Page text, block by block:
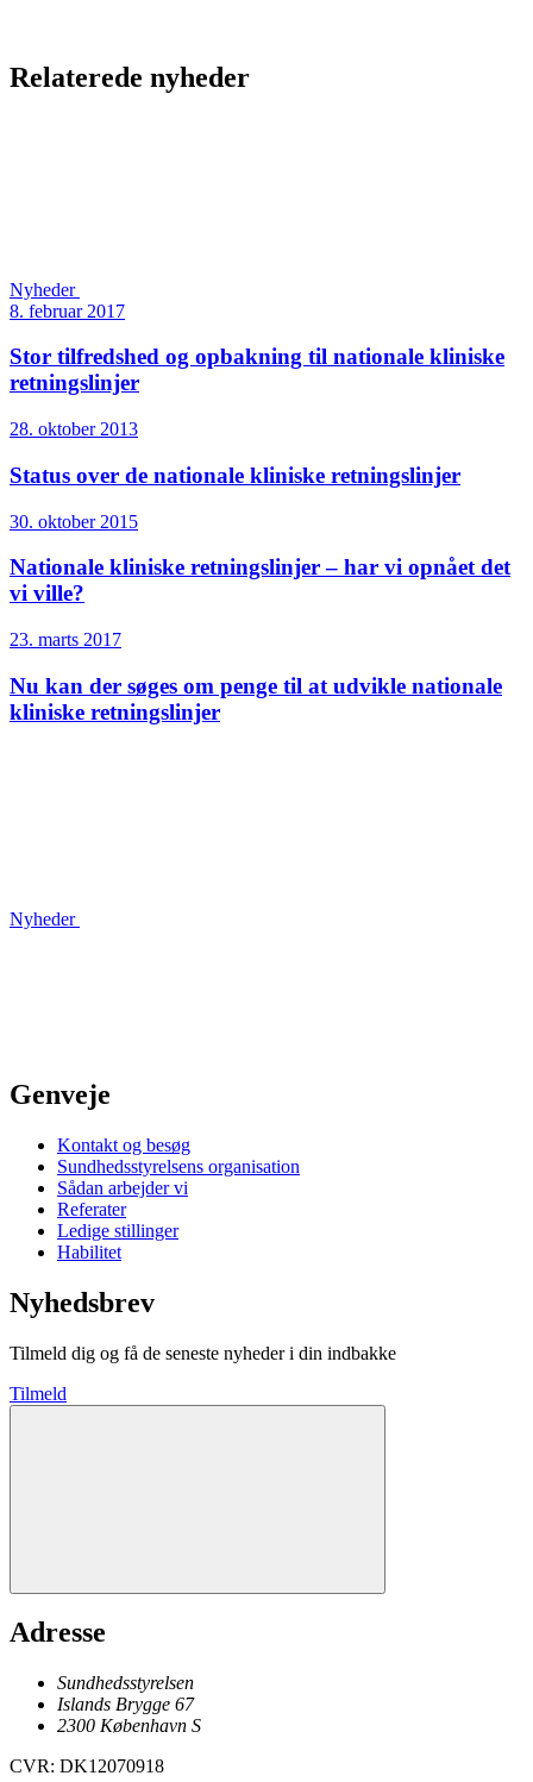
Relaterede nyheder
Nyheder
8. februar 2017
Stor tilfredshed og opbakning til nationale kliniske
retningslinjer
28. oktober 2013
Status over de nationale kliniske retningslinjer
30. oktober 2015
Nationale kliniske retningslinjer – har vi opnået det
vi ville?
23. marts 2017
Nu kan der søges om penge til at udvikle nationale
kliniske retningslinjer
Nyheder
Genveje
Kontakt og besøg
Sundhedsstyrelsens organisation
Sådan arbejder vi
Referater
Ledige stillinger
Habilitet
Nyhedsbrev
Tilmeld dig og få de seneste nyheder i din indbakke
Tilmeld
Adresse
Sundhedsstyrelsen
Islands Brygge 67
2300 København S
CVR: DK12070918